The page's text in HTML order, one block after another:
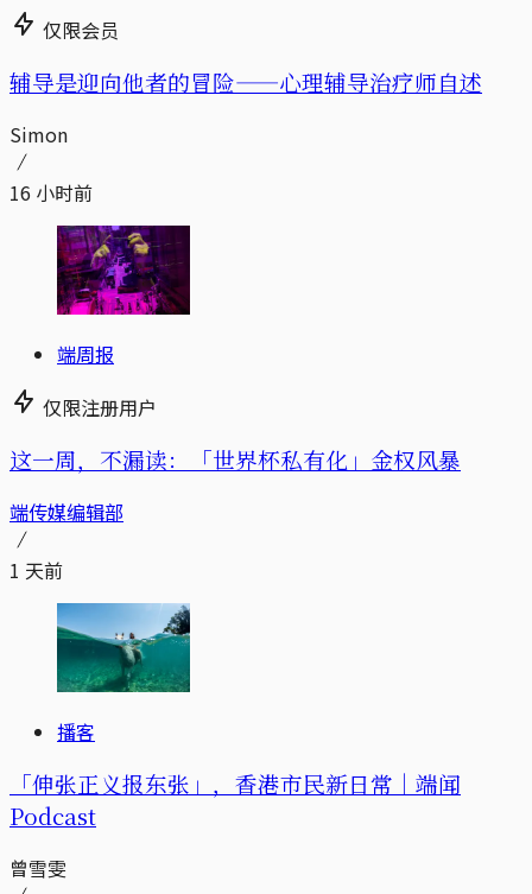
仅限会员
辅导是迎向他者的冒险——心理辅导治疗师自述
Simon
16 小时前
端周报
仅限注册用户
这一周，不漏读：「世界杯私有化」金权风暴
端传媒编辑部
1 天前
播客
「伸张正义报东张」，香港市民新日常｜端闻
Podcast
曾雪雯